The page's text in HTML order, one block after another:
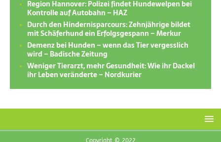
Region Hannover: Polizei findet Hundewelpen bei
Kontrolle auf Autobahn – HAZ
Durch den Hindernisparcours: Zehnjährige bildet
mit Schäferhund ein Erfolgsgespann – Merkur
Demenz bei Hunden – wenn das Tier vergesslich
wird – Badische Zeitung
Weniger Tierarzt, mehr Gesundheit: Wie ihr Dackel
ihr Leben veränderte – Nordkurier